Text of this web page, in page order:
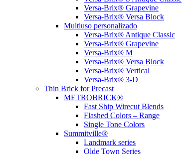
Versa-Brix® Grapevine
Versa-Brix® Versa Block
Multiuso personalizado
Versa-Brix® Antique Classic
Versa-Brix® Grapevine
Versa-Brix® M
Versa-Brix® Versa Block
Versa-Brix® Vertical
Versa-Brix® 3-D
Thin Brick for Precast
METROBRICK®
Fast Ship Wirecut Blends
Flashed Colors – Range
Single Tone Colors
Summitville®
Landmark series
Olde Town Series